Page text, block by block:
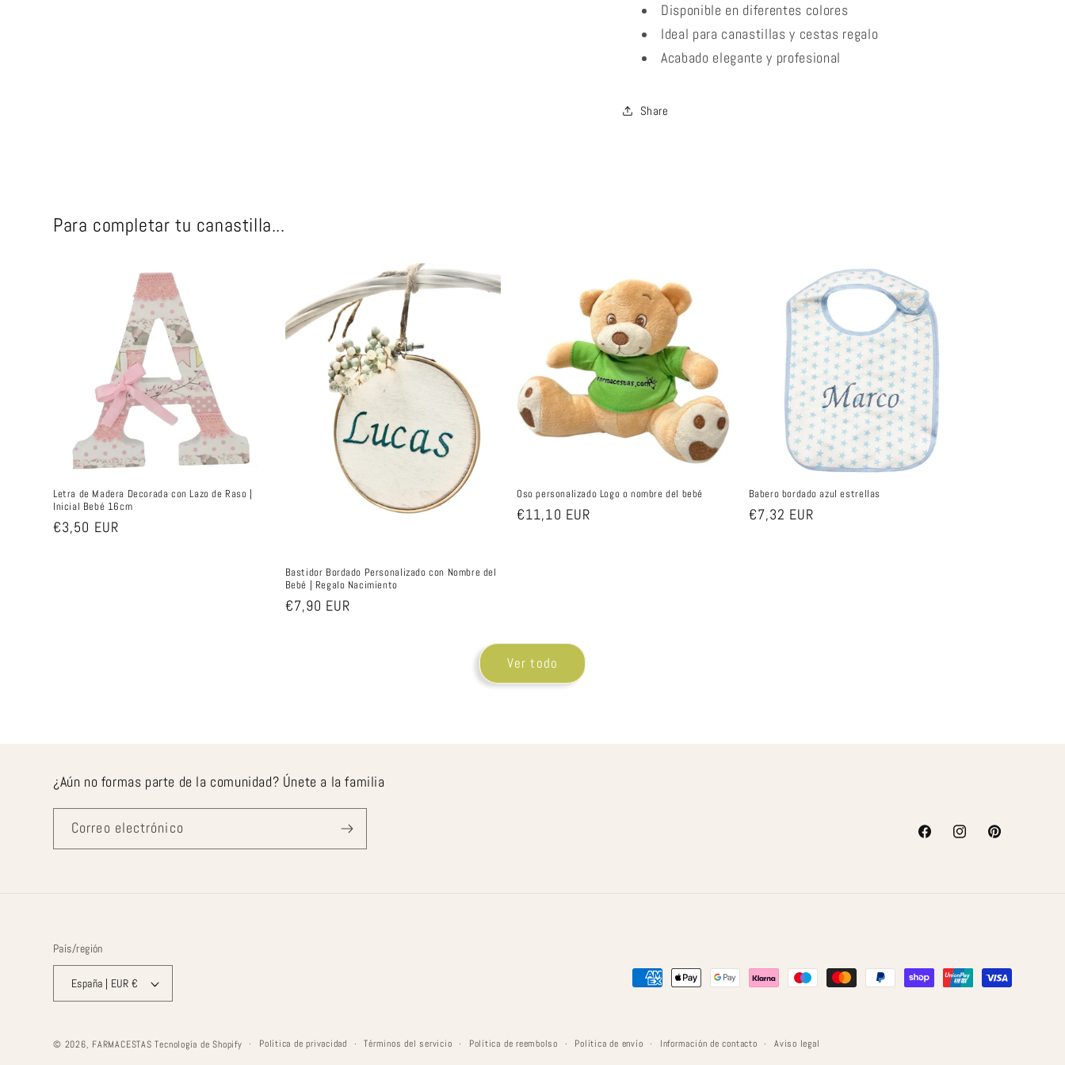
Disponible en diferentes colores
Ideal para canastillas y cestas regalo
Acabado elegante y profesional
Share
Para completar tu canastilla...
Letra de Madera Decorada con Lazo de Raso |
Inicial Bebé 16cm
Precio
€3,50 EUR
Bastidor Bordado Personalizado con Nombre del
Bebé | Regalo Nacimiento
Precio
€7,90 EUR
Oso personalizado Logo o nombre del bebé
Precio
€11,10 EUR
Babero bordado azul estrellas
Precio
€7,32 EUR
Ver todo
¿Aún no formas parte de la comunidad? Únete a la familia
Correo electrónico
FacebookInstagramPinterest
País/región
España | EUR €
Formas
© 2026, FARMACESTAS Tecnología de Shopify Política de privacidad Términos del servicio Política de reembolso Política de envío Información de contacto Aviso legal